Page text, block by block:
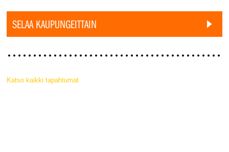
SELAA KAUPUNGEITTAIN
Katso kaikki tapahtumat